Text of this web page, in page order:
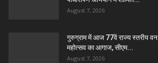
August 7, 2026
गुरुग्राम में आज 77वें राज्य स्तरीय वन
महोत्सव का आगाज, सीएम...
August 7, 2026